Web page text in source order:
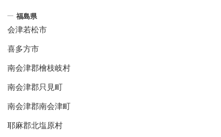
福島県
会津若松市
喜多方市
南会津郡檜枝岐村
南会津郡只見町
南会津郡南会津町
耶麻郡北塩原村